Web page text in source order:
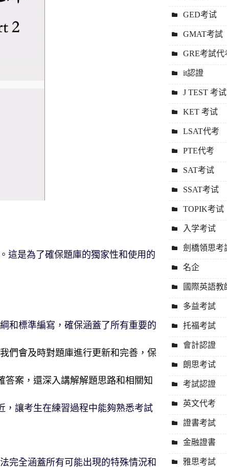
這是為了確保題庫的獨家性和使用的
和標準編寫，確保涵蓋了所有重要的
們會及時對題庫進行更新和完善，保
案，還深入講解解題思路和相關知
，讓考生在練習過程中能夠熟悉考試
完全涵蓋所有可能出現的特殊情況和
GED考试
GMAT考試
GRE考試代
it認證
J TEST 考试
KET 考试
LSAT代考
PTE代考
SAT考试
SSAT考试
TOPIK考试
入学考试
劍橋領思考
名企
國際英語教
多益考試
托福考試
會計認證
朗思考试
考試認證
英文代考
證書考試
金融證書
雅思考試